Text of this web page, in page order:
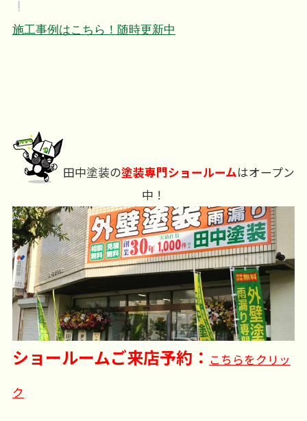
施工事例はこちら！随時更新中
田中塗装の塗装専門ショールームはオープン
中！
ショールームご来店予約： こちらをクリッ
ク